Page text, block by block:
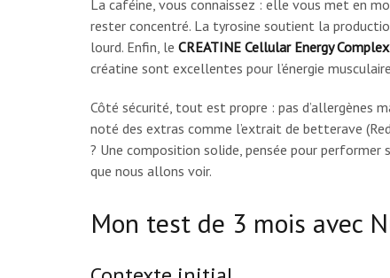
La caféine, vous connaissez : elle vous met en
rester concentré. La tyrosine soutient la
lourd. Enfin, le CREATINE Cellular Energy Complex
créatine sont excellentes pour l’énergie
Côté sécurité, tout est propre : pas d’allergènes
noté des extras comme l’extrait de betterave
? Une composition solide, pensée pour performer
que nous allons voir.
Mon test de 3 mois avec